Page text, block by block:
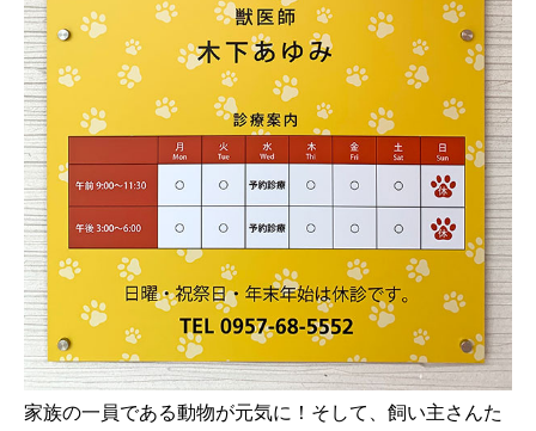
家族の一員である動物が元気に！そして、飼い主さんた